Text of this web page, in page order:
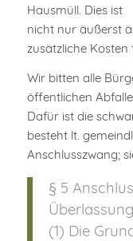
Hausmüll. Dies ist
nicht nur äußerst
zusätzliche Kosten
Wir bitten alle
öffentlichen
Dafür ist die
besteht lt.
Anschlusszwang;
§ 5
(1) Die